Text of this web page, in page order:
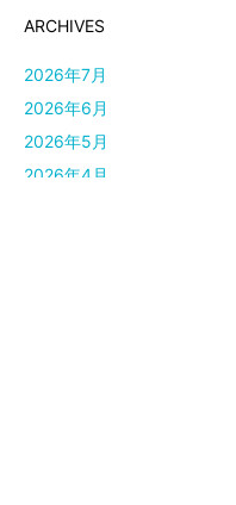
ARCHIVES
2026年7月
2026年6月
2026年5月
2026年4月